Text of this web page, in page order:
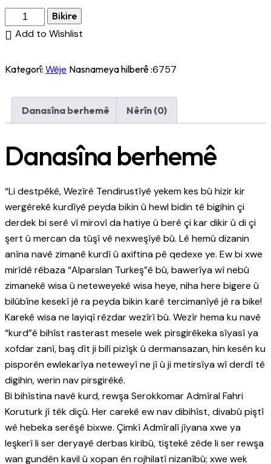
Bikire
Add to Wishlist
Kategorî: Wêje Nasnameya hilberê :6757
Danasîna berhemê Nêrîn (0)
Danasîna berhemê
“Li destpêkê, Wezîrê Tendirustîyê yekem kes bû hizir kir
wergêrekê kurdîyê peyda bikin û hewl bidin tê bigihin çi
derdek bi serê vî mirovî da hatiye û berê çi kar dikir û di çi
şert û mercan da tûşî vê nexweşîyê bû. Lê hemû dizanin
anîna navê zimanê kurdî û axiftina pê qedexe ye. Ew bi xwe
mirîdê rêbaza “Alparslan Turkeş”ê bû, bawerîya wî nebû
zimanekê wisa û neteweyekê wisa heye, niha here bigere û
bilûbîne kesekî jê ra peyda bikin karê tercimanîyê jê ra bike!
Karekê wisa ne layiqî rêzdar wezîrî bû. Wezîr hema ku navê
“kurd”ê bihîst rasterast mesele wek pirsgirêkeka sîyasî ya
xofdar zanî, baş dît ji bilî pizîşk û dermansazan, hin kesên ku
pisporên ewlekarîya neteweyî ne jî û ji metirsîya wî derdî tê
digihin, werin nav pirsgirêkê.
Bi bihîstina navê kurd, rewşa Serokkomar Admîral Fahri
Koruturk jî têk diçû. Her carekê ew nav dibihîst, divabû piştî
wê hebeka serêşê bixwe. Çimkî Admîralî jîyana xwe ya
leşkerî li ser deryayê derbas kiribû, tiştekê zêde li ser rewşa
wan gundên kavil û xopan ên rojhilatî nizanîbû; xwe wek